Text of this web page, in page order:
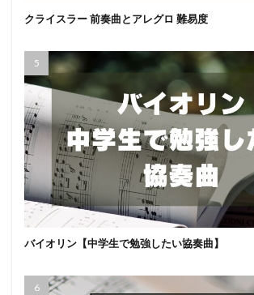
クライスラー 前奏曲とアレグロ 難易度
バイオリン【中学生で勉強したい協奏曲】